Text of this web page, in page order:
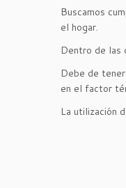
Buscamos
el hogar.
Dentro de las
Debe de
en el factor
La utilización